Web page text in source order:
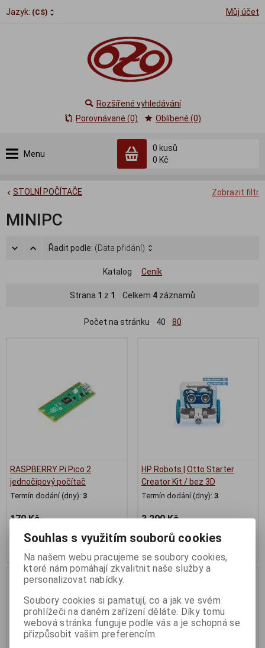
Jazyk: (CS) Můj účet
Menu
0 kusů
0 Kč
Rozšířené vyhledávání
Porovnávané (0)
Oblíbené (0)
Zobrazit filtr
STOLNÍ POČÍTAČE
MINIPC
Řadit podle: (Data přidání)
Katalog Ceník
Strana 1 z 1 Celkem 4 záznamů
Počet na stránku 40 80
RASPBERRY Pi Pico 2
jednočipový počítač
Termín dodání (dny): 3
170 Kč
Koupit
HP Robots | Otto Starter
Creator Kit / bez 3D
Termín dodání (dny): 3
3 290 Kč
Souhlas s využitím souborů cookies
Na našem webu pracujeme se soubory cookies,
které nám pomáhají zkvalitnit naše služby a
personalizovat nabídky.
Soubory cookies si pamatují, co a jak ve svém
prohlížeči na daném zařízení děláte. Díky tomu
webová stránka funguje podle vás a je schopná se
přizpůsobit vašim preferencím.